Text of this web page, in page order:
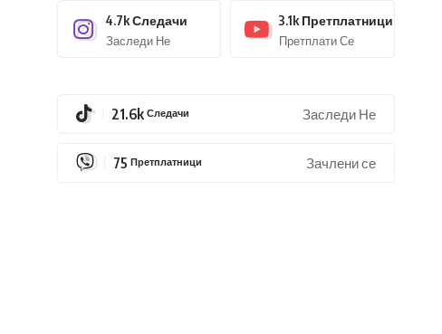
4.7kСледачи
Заследи Не
3.1k Претплатници
Претплати Се
21.6k Следачи Заследи Не
75 Претплатници Зачлени се